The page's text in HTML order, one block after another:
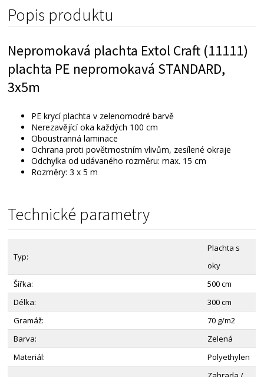
Alternativní zboží
Popis produktu
Nepromokavá plachta Extol Craft (11111)
plachta PE nepromokavá STANDARD,
3x5m
PE krycí plachta v zelenomodré barvě
Nerezavějící oka každých 100 cm
Oboustranná laminace
Ochrana proti povětrnostním vlivům, zesílené okraje
Odchylka od udávaného rozměru: max. 15 cm
Rozměry: 3 x 5 m
Technické parametry
Typ:
Plachta s
oky
Šířka:
500 cm
Délka:
300 cm
Gramáž:
70 g/m2
Barva:
Zelená
Materiál:
Polyethylen